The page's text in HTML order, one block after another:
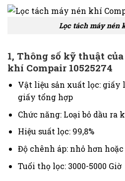
Lọc tách máy nén
1, Thông số kỹ thuật
khí Compair 10525274
Vật liệu sản xuất lọc:
giấy tổng hợp
Chức năng: Loại bỏ dầu ra
Hiệu suất lọc: 99,8%
Độ chênh áp: nhỏ hơn hoặc
Tuổi thọ lọc: 3000-5000 Giờ